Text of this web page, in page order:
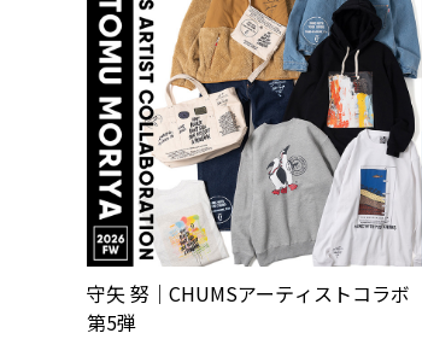
守矢 努｜CHUMSアーティストコラボ
第5弾